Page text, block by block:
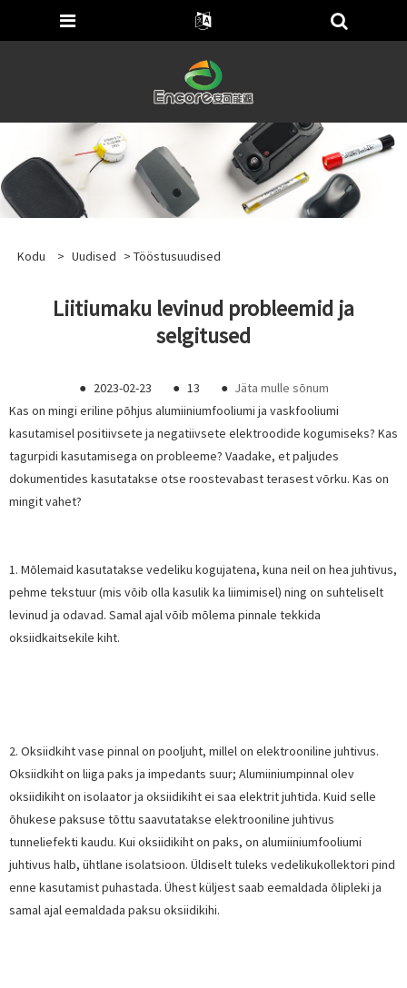
Kodu > Uudised > Tööstusuudised
Liitiumaku levinud probleemid ja
selgitused
● 2023-02-23 ● 13 ● Jäta mulle sõnum
Kas on mingi eriline põhjus alumiiniumfooliumi ja vaskfooliumi
kasutamisel positiivsete ja negatiivsete elektroodide kogumiseks? Kas
tagurpidi kasutamisega on probleeme? Vaadake, et paljudes
dokumentides kasutatakse otse roostevabast terasest võrku. Kas on
mingit vahet?
1. Mõlemaid kasutatakse vedeliku kogujatena, kuna neil on hea juhtivus,
pehme tekstuur (mis võib olla kasulik ka liimimisel) ning on suhteliselt
levinud ja odavad. Samal ajal võib mõlema pinnale tekkida
oksiidkaitsekile kiht.
2. Oksiidkiht vase pinnal on pooljuht, millel on elektrooniline juhtivus.
Oksiidkiht on liiga paks ja impedants suur; Alumiiniumpinnal olev
oksiidikiht on isolaator ja oksiidikiht ei saa elektrit juhtida. Kuid selle
õhukese paksuse tõttu saavutatakse elektrooniline juhtivus
tunneliefekti kaudu. Kui oksiidikiht on paks, on alumiiniumfooliumi
juhtivus halb, ühtlane isolatsioon. Üldiselt tuleks vedelikukollektori pind
enne kasutamist puhastada. Ühest küljest saab eemaldada õlipleki ja
samal ajal eemaldada paksu oksiidikihi.